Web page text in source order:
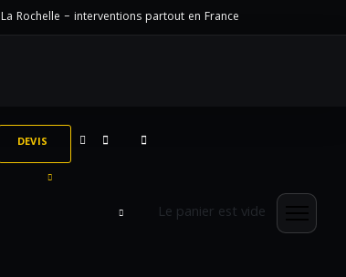
La Rochelle – interventions partout en France
DEVIS
Le panier est vide